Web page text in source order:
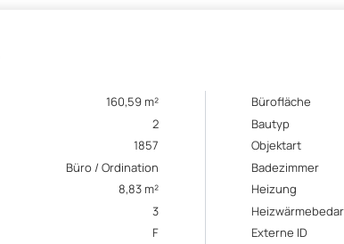
160,59 m² Bürofläche
2 Bautyp
1857 Objektart
Büro / Ordination Badezimmer
8,83 m² Heizung
3
F Externe ID